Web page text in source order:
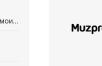
Асфальт мокрый как мои глаза и я нарезаю